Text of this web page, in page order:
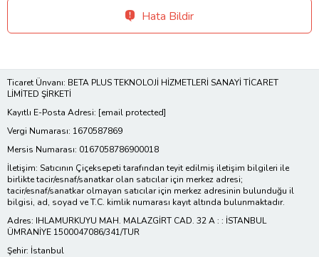
Hata Bildir
Ticaret Ünvanı: BETA PLUS TEKNOLOJİ HİZMETLERİ SANAYİ TİCARET
LİMİTED ŞİRKETİ
Kayıtlı E-Posta Adresi: [email protected]
Vergi Numarası: 1670587869
Mersis Numarası: 0167058786900018
İletişim: Satıcının Çiçeksepeti tarafından teyit edilmiş iletişim bilgileri ile
birlikte tacir/esnaf/sanatkar olan satıcılar için merkez adresi;
tacir/esnaf/sanatkar olmayan satıcılar için merkez adresinin bulunduğu il
bilgisi, ad, soyad ve T.C. kimlik numarası kayıt altında bulunmaktadır.
Adres: IHLAMURKUYU MAH. MALAZGİRT CAD. 32 A : : İSTANBUL
ÜMRANİYE 1500047086/341/TUR
Şehir: İstanbul